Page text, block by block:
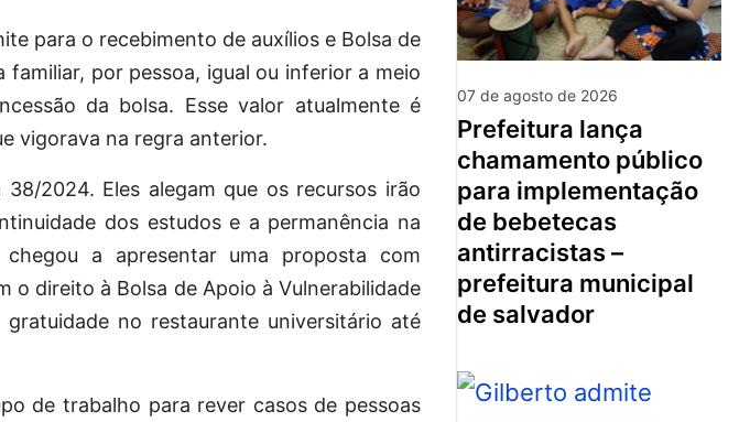
para o recebimento de auxílios e Bolsa de
por pessoa, igual ou inferior a meio
da bolsa. Esse valor atualmente é
vigorava na regra anterior.
2024. Eles alegam que os recursos irão
dos estudos e a permanência na
a apresentar uma proposta com
o direito à Bolsa de Apoio à Vulnerabilidade
no restaurante universitário até
de trabalho para rever casos de pessoas
07 de agosto de 2026
prefeitura lança
chamamento público
para implementação
de bebetecas
antirracistas –
prefeitura municipal
de salvador